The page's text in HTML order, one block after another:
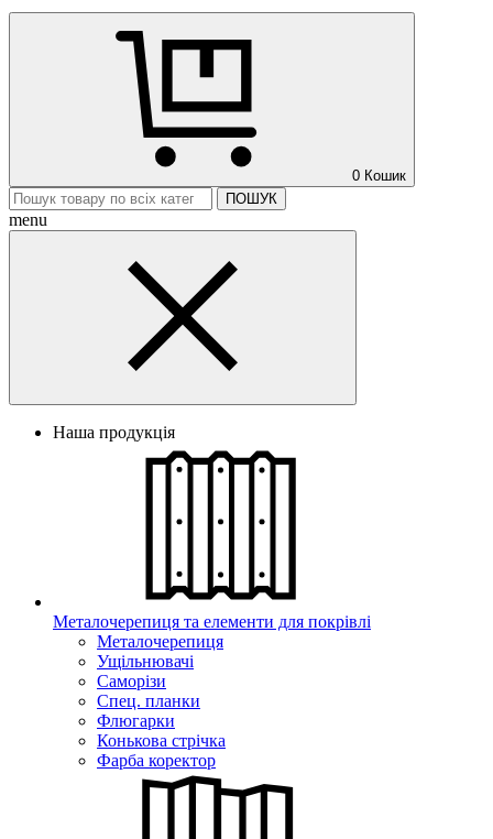
0 Кошик
ПОШУК
menu
Наша продукція
Металочерепиця та елементи для покрівлі
Металочерепиця
Ущільнювачі
Саморізи
Спец. планки
Флюгарки
Конькова стрічка
Фарба коректор